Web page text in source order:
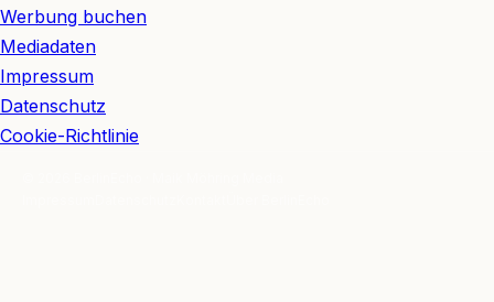
Werbung buchen
Mediadaten
Impressum
Datenschutz
Cookie-Richtlinie